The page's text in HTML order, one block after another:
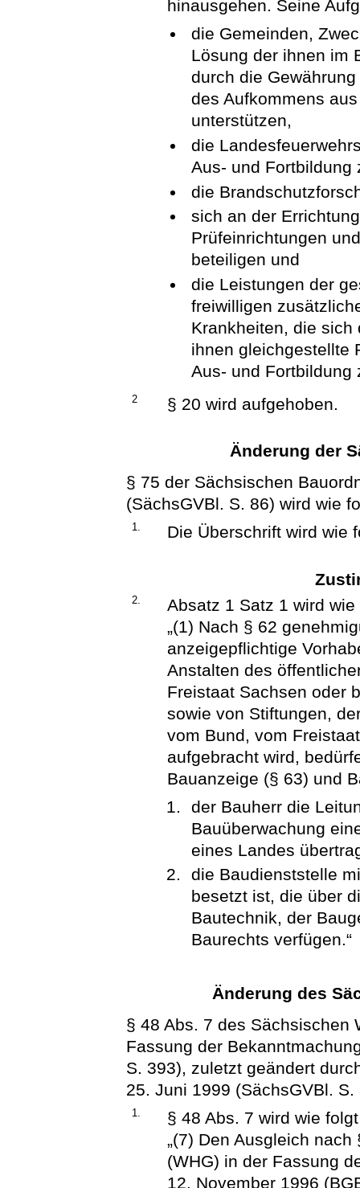
hinausgehen. Seine
die Gemeinden,
Lösung der ihnen im
durch die
des Aufkommens
unterstützen,
die
Aus- und Fortbildung
die
sich an der
Prüfeinrichtungen
beteiligen und
die Leistungen der
freiwilligen
Krankheiten, die sich
ihnen gleichgestellte
Aus- und Fortbildung
2 § 20 wird aufgehoben.
Änderung der
§ 75 der Sächsischen
(SächsGVBl. S. 86) wird wie
1. Die Überschrift wird wie
2.
Absatz 1 Satz 1 wird
„(1) Nach § 62
anzeigepflichtige
Anstalten des
Freistaat Sachsen oder
sowie von Stiftungen,
vom Bund, vom
aufgebracht wird,
Bauanzeige (§ 63) und
der Bauherr die
Bauüberwachung
eines Landes
die Baudienststelle
besetzt ist, die über
Bautechnik, der
Baurechts verfügen.“
Änderung des
§ 48 Abs. 7 des Sächsischen
Fassung der
S. 393), zuletzt geändert
25. Juni 1999 (SächsGVBl.
1.
§ 48 Abs. 7 wird wie
„(7) Den Ausgleich
(WHG) in der Fassung
12. November 1996